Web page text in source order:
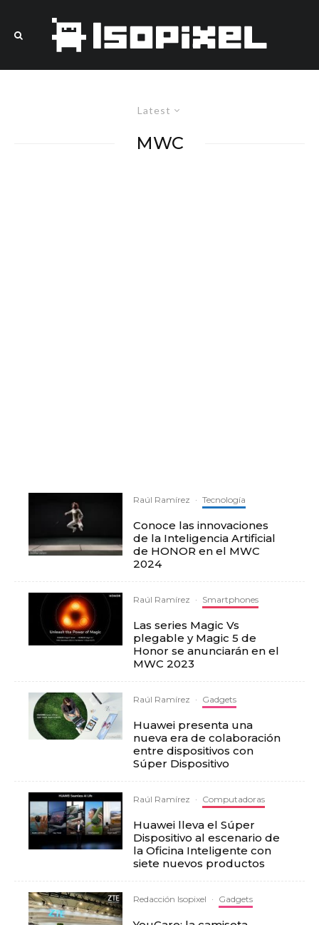
Latest
MWC
Raúl Ramírez · Tecnología
Conoce las innovaciones
de la Inteligencia Artificial
de HONOR en el MWC
2024
Raúl Ramírez · Smartphones
Las series Magic Vs
plegable y Magic 5 de
Honor se anunciarán en el
MWC 2023
Raúl Ramírez · Gadgets
Huawei presenta una
nueva era de colaboración
entre dispositivos con
Súper Dispositivo
Raúl Ramírez · Computadoras
Huawei lleva el Súper
Dispositivo al escenario de
la Oficina Inteligente con
siete nuevos productos
Redacción Isopixel · Gadgets